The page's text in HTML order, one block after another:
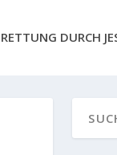
RETTUNG DURCH